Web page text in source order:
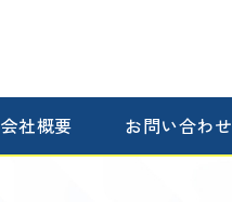
会社概要 お問い合わせ